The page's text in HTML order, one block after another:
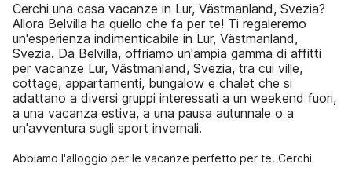
Cerchi una casa vacanze in Lur, Västmanland, Svezia?
Allora Belvilla ha quello che fa per te! Ti regaleremo
un'esperienza indimenticabile in Lur, Västmanland,
Svezia. Da Belvilla, offriamo un'ampia gamma di affitti
per vacanze Lur, Västmanland, Svezia, tra cui ville,
cottage, appartamenti, bungalow e chalet che si
adattano a diversi gruppi interessati a un weekend fuori,
a una vacanza estiva, a una pausa autunnale o a
un'avventura sugli sport invernali.
Abbiamo l'alloggio per le vacanze perfetto per te. Cerchi